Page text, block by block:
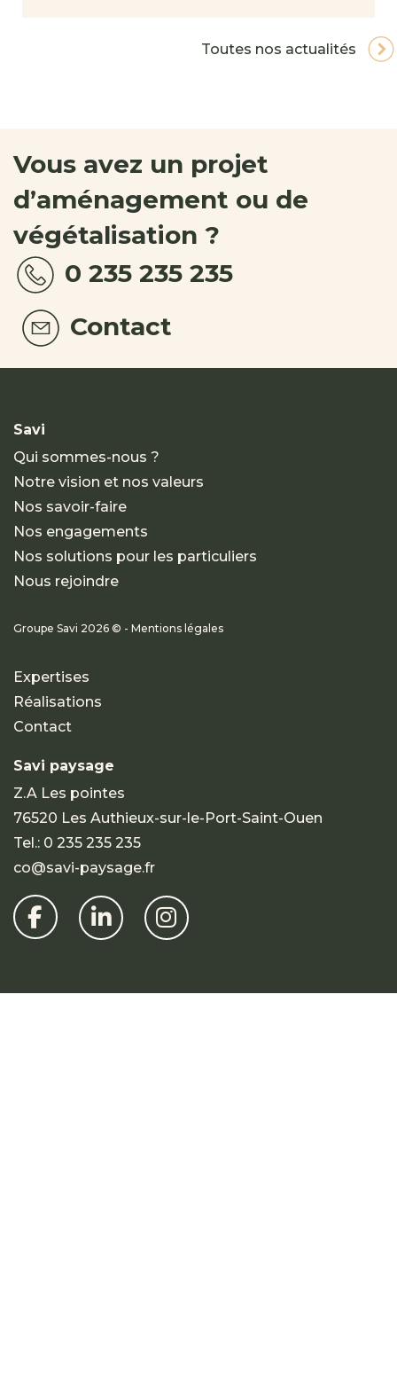
Toutes nos actualités
Vous avez un projet
d’aménagement ou de
végétalisation ?
0 235 235 235
Contact
Savi
Qui sommes-nous ?
Notre vision et nos valeurs
Nos savoir-faire
Nos engagements
Nos solutions pour les particuliers
Nous rejoindre
Groupe Savi 2026 © - Mentions légales
Expertises
Réalisations
Contact
Savi paysage
Z.A Les pointes
76520 Les Authieux-sur-le-Port-Saint-Ouen
Tel.: 0 235 235 235
co@savi-paysage.fr